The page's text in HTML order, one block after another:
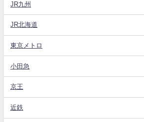
JR九州
JR北海道
東京メトロ
小田急
京王
近鉄